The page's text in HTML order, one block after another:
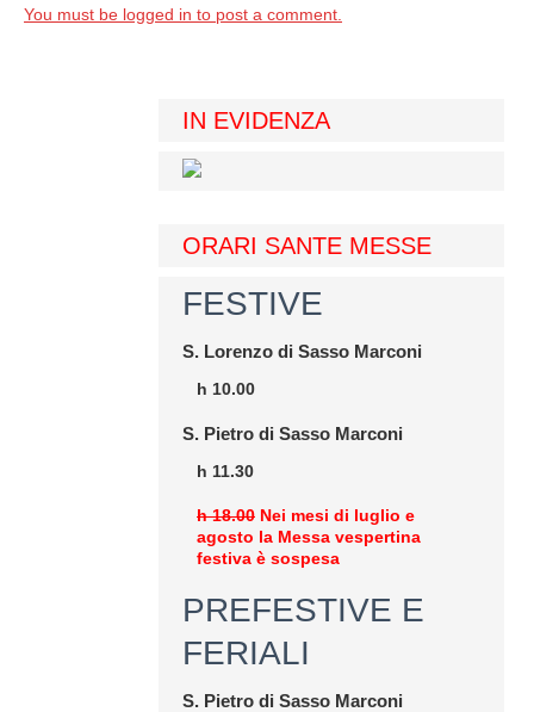
You must be logged in to post a comment.
IN EVIDENZA
ORARI SANTE MESSE
FESTIVE
S. Lorenzo di Sasso Marconi
h 10.00
S. Pietro di Sasso Marconi
h 11.30
h 18.00 Nei mesi di luglio e
agosto la Messa vespertina
festiva è sospesa
PREFESTIVE E
FERIALI
S. Pietro di Sasso Marconi